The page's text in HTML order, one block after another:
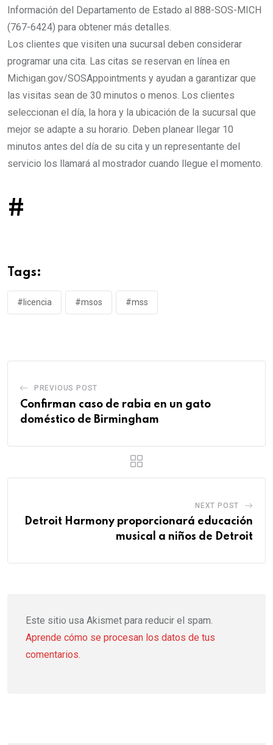
Información del Departamento de Estado al 888-SOS-MICH
(767-6424) para obtener más detalles.
Los clientes que visiten una sucursal deben considerar
programar una cita. Las citas se reservan en línea en
Michigan.gov/SOSAppointments y ayudan a garantizar que
las visitas sean de 30 minutos o menos. Los clientes
seleccionan el día, la hora y la ubicación de la sucursal que
mejor se adapte a su horario. Deben planear llegar 10
minutos antes del día de su cita y un representante del
servicio los llamará al mostrador cuando llegue el momento.
#
Tags:
#licencia #msos #mss
PREVIOUS POST
Confirman caso de rabia en un gato
doméstico de Birmingham
NEXT POST
Detroit Harmony proporcionará educación
musical a niños de Detroit
Este sitio usa Akismet para reducir el spam.
Aprende cómo se procesan los datos de tus
comentarios.